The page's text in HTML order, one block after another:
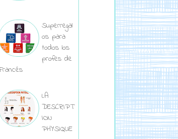
Superregal
os para
todos los
profes de
LA
DESCRIPT
ION
PHYSIQUE